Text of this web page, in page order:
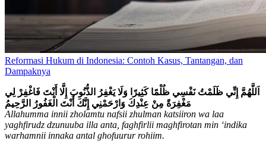
Reformasi Hukum di Indonesia: Contoh Kasus, Tantangan, dan
Dampaknya
اَللَّهُمَّ إِنِّي ظَلَمْتُ نَفْسِي ظُلْمًا كَثِيرًا وَلَا يَغْفِرُ الذُّنُوبَ إِلَّا أَنْتَ فَاغْفِرْ لِي
مَغْفِرَةً مِنْ عِنْدِكَ وَارْحَمْنِي إِنَّكَ أَنْتَ الْغَفُورُ الرَّحِيمُ
Allahumma innii zholamtu nafsii zhulman katsiiron wa laa
yaghfirudz dzunuuba illa anta, faghfirlii maghfirotan min ‘indika
warhamnii innaka antal ghofuurur rohiim.